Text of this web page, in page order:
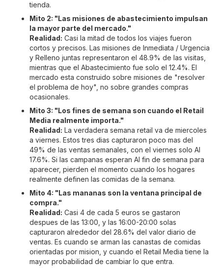
tienda.
Mito 2: "Las misiones de abastecimiento impulsan
la mayor parte del mercado."
Realidad: Casi la mitad de todos los viajes fueron
cortos y precisos. Las misiones de Inmediata / Urgencia
y Relleno juntas representaron el 48.9% de las visitas,
mientras que el Abastecimiento fue solo el 12.4%. El
mercado esta construido sobre misiones de "resolver
el problema de hoy", no sobre grandes compras
ocasionales.
Mito 3: "Los fines de semana son cuando el Retail
Media realmente importa."
Realidad: La verdadera semana retail va de miercoles
a viernes. Estos tres dias capturaron poco mas del
49% de las ventas semanales, con el viernes solo AI
17.6%. Si las campanas esperan AI fin de semana para
aparecer, pierden el momento cuando los hogares
realmente definen las comidas de la semana.
Mito 4: "Las mananas son la ventana principal de
compra."
Realidad: Casi 4 de cada 5 euros se gastaron
despues de las 13:00, y las 16:00-20:00 solas
capturaron alrededor del 28.6% del valor diario de
ventas. Es cuando se arman las canastas de comidas
orientadas por mision, y cuando el Retail Media tiene la
mayor probabilidad de cambiar lo que entra.